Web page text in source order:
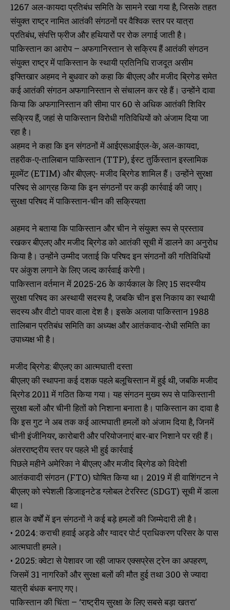
1267 अल-कायदा प्रतिबंध समिति के सामने रखा गया है, जिसके तहत
संयुक्त राष्ट्र नामित आतंकी संगठनों पर वैश्विक स्तर पर यात्रा
प्रतिबंध, संपत्ति फ्रीज और हथियारों पर रोक लगाई जाती है।
पाकिस्तान का आरोप – अफगानिस्तान से सक्रिय हैं आतंकी संगठन
संयुक्त राष्ट्र में पाकिस्तान के स्थायी प्रतिनिधि राजदूत असीम
इफ्तिखार अहमद ने बुधवार को कहा कि बीएलए और मजीद ब्रिगेड समेत
कई आतंकी संगठन अफगानिस्तान से संचालन कर रहे हैं। उन्होंने दावा
किया कि अफगानिस्तान की सीमा पार 60 से अधिक आतंकी शिविर
सक्रिय हैं, जहां से पाकिस्तान विरोधी गतिविधियों को अंजाम दिया जा
रहा है।
अहमद ने कहा कि इन संगठनों में आईएसआईएल-के, अल-कायदा,
तहरीक-ए-तालिबान पाकिस्तान (TTP), ईस्ट तुर्किस्तान इस्लामिक
मूवमेंट (ETIM) और बीएलए- मजीद ब्रिगेड शामिल हैं। उन्होंने सुरक्षा
परिषद से आग्रह किया कि इन संगठनों पर कड़ी कार्रवाई की जाए।
सुरक्षा परिषद में पाकिस्तान-चीन की सक्रियता
अहमद ने बताया कि पाकिस्तान और चीन ने संयुक्त रूप से प्रस्ताव
रखकर बीएलए और मजीद ब्रिगेड को आतंकी सूची में डालने का अनुरोध
किया है। उन्होंने उम्मीद जताई कि परिषद इन संगठनों की गतिविधियों
पर अंकुश लगाने के लिए जल्द कार्रवाई करेगी।
पाकिस्तान वर्तमान में 2025-26 के कार्यकाल के लिए 15 सदस्यीय
सुरक्षा परिषद का अस्थायी सदस्य है, जबकि चीन इस निकाय का स्थायी
सदस्य और वीटो पावर वाला देश है। इसके अलावा पाकिस्तान 1988
तालिबान प्रतिबंध समिति का अध्यक्ष और आतंकवाद-रोधी समिति का
उपाध्यक्ष भी है।
मजीद ब्रिगेड: बीएलए का आत्मघाती दस्ता
बीएलए की स्थापना कई दशक पहले बलूचिस्तान में हुई थी, जबकि मजीद
ब्रिगेड 2011 में गठित किया गया। यह संगठन मुख्य रूप से पाकिस्तानी
सुरक्षा बलों और चीनी हितों को निशाना बनाता है। पाकिस्तान का दावा है
कि इस गुट ने अब तक कई आत्मघाती हमलों को अंजाम दिया है, जिनमें
चीनी इंजीनियर, कारोबारी और परियोजनाएं बार-बार निशाने पर रही हैं।
अंतरराष्ट्रीय स्तर पर पहले भी हुई कार्रवाई
पिछले महीने अमेरिका ने बीएलए और मजीद ब्रिगेड को विदेशी
आतंकवादी संगठन (FTO) घोषित किया था। 2019 में ही वाशिंगटन ने
बीएलए को स्पेशली डिजाइनटेड ग्लोबल टेररिस्ट (SDGT) सूची में डाला
था।
हाल के वर्षों में इन संगठनों ने कई बड़े हमलों की जिम्मेदारी ली है।
• 2024: कराची हवाई अड्डे और ग्वादर पोर्ट प्राधिकरण परिसर के पास
आत्मघाती हमले।
• 2025: क्वेटा से पेशावर जा रही जाफर एक्सप्रेस ट्रेन का अपहरण,
जिसमें 31 नागरिकों और सुरक्षा बलों की मौत हुई तथा 300 से ज्यादा
यात्री बंधक बनाए गए।
पाकिस्तान की चिंता – ‘राष्ट्रीय सुरक्षा के लिए सबसे बड़ा खतरा’